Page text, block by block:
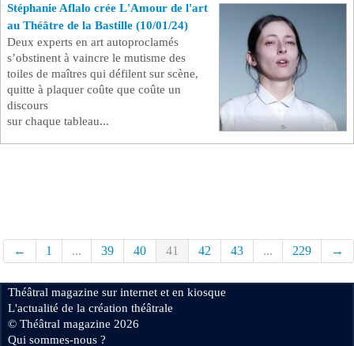
Stéphanie Aflalo crée L'Amour de l'art
au Théâtre de la Bastille (10/01/24)
Deux experts en art autoproclamés
s’obstinent à vaincre le mutisme des
toiles de maîtres qui défilent sur scène,
quitte à plaquer coûte que coûte un
discours
sur chaque tableau...
← 1 ... 39 40 41 42 43 ... 229 →
Théâtral magazine sur internet et en kiosque
L'actualité de la création théâtrale
© Théâtral magazine 2026
Qui sommes-nous ?